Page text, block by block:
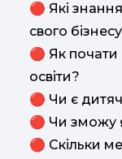
🔴 Які
свого
🔴 Як почати
освіти?
🔴 Чи є
🔴 Чи зможу я
🔴 Скільки